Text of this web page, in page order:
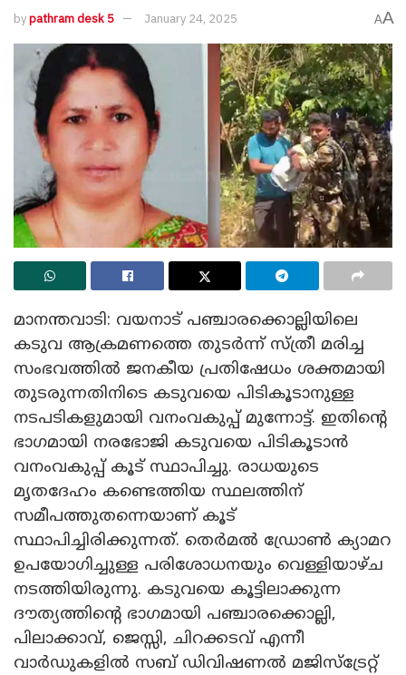
bypathram desk 5 January 24, 2025 AA
മാനന്തവാടി: വയനാട് പഞ്ചാരക്കൊല്ലിയിലെ
കടുവ ആക്രമണത്തെ തുടർന്ന് സ്ത്രീ മരിച്ച
സംഭവത്തിൽ ജനകീയ പ്രതിഷേധം ശക്തമായി
തുടരുന്നതിനിടെ കടുവയെ പിടികൂടാനുള്ള
നടപടികളുമായി വനംവകുപ്പ് മുന്നോട്ട്. ഇതിന്റെ
ഭാ​ഗമായി നരഭോജി കടുവയെ പിടികൂടാൻ
വനംവകുപ്പ് കൂട് സ്ഥാപിച്ചു. രാധയുടെ
മൃതദേഹം കണ്ടെത്തിയ സ്ഥലത്തിന്
സമീപത്തുതന്നെയാണ് കൂട്
സ്ഥാപിച്ചിരിക്കുന്നത്. തെർമൽ ഡ്രോൺ ക്യാമറ
ഉപയോഗിച്ചുള്ള പരിശോധനയും വെള്ളിയാഴ്ച
നടത്തിയിരുന്നു. കടുവയെ കൂട്ടിലാക്കുന്ന
ദൗത്യത്തിന്റെ ഭാഗമായി പഞ്ചാരക്കൊല്ലി,
പിലാക്കാവ്, ജെസ്സി, ചിറക്കടവ് എന്നീ
വാർഡുകളിൽ സബ് ഡിവിഷണൽ മജിസ്‌ട്രേറ്റ്